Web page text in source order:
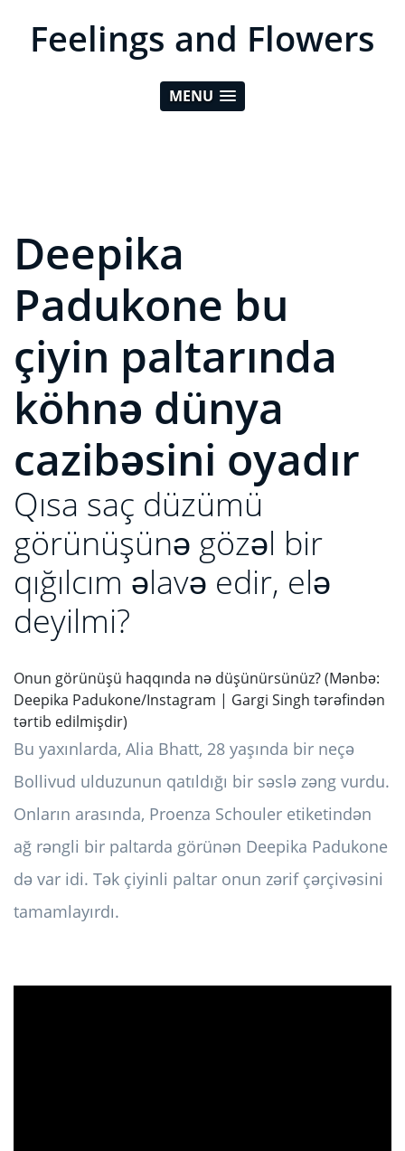
Feelings and Flowers
MENU
Deepika
Padukone bu
çiyin paltarında
köhnə dünya
cazibəsini oyadır
Qısa saç düzümü
görünüşünə gözəl bir
qığılcım əlavə edir, elə
deyilmi?
Onun görünüşü haqqında nə düşünürsünüz? (Mənbə:
Deepika Padukone/Instagram | Gargi Singh tərəfindən
tərtib edilmişdir)
Bu yaxınlarda, Alia Bhatt, 28 yaşında bir neçə
Bollivud ulduzunun qatıldığı bir səslə zəng vurdu.
Onların arasında, Proenza Schouler etiketindən
ağ rəngli bir paltarda görünən Deepika Padukone
də var idi. Tək çiyinli paltar onun zərif çərçivəsini
tamamlayırdı.